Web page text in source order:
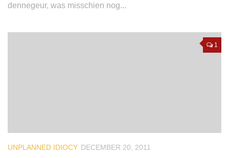
dennegeur, was misschien nog...
1
UNPLANNED IDIOCY DECEMBER 20, 2011